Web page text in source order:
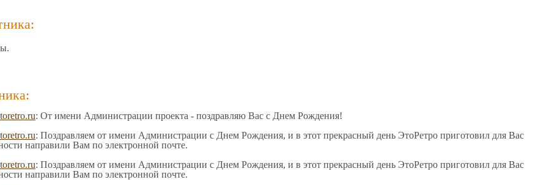
: От имени Администрации проекта - поздравляю Вас с Днем Рождения!
: Поздравляем от имени Администрации с Днем Рождения, и в этот прекрасный день ЭтоРетро приготовил для Вас
направили Вам по электронной почте.
: Поздравляем от имени Администрации с Днем Рождения, и в этот прекрасный день ЭтоРетро приготовил для Вас
направили Вам по электронной почте.